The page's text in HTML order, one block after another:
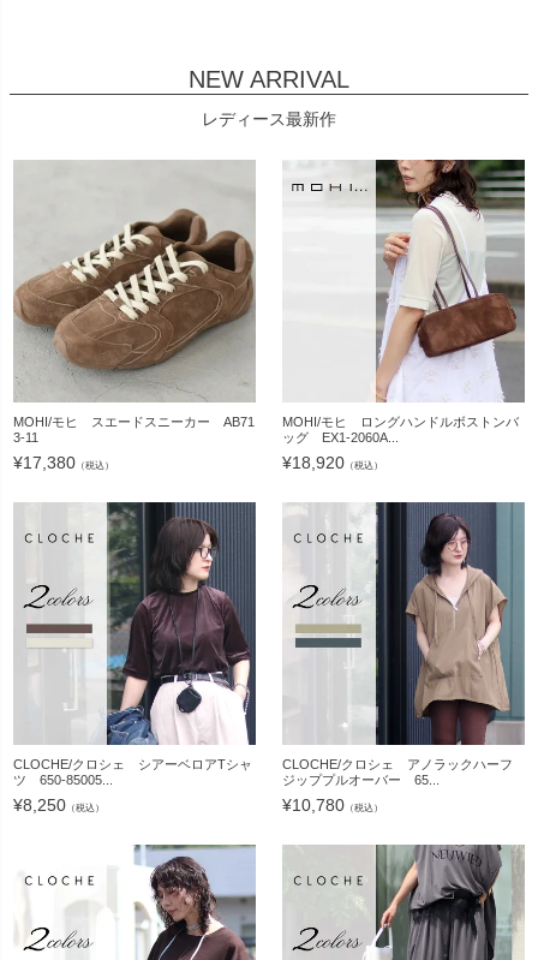
NEW ARRIVAL
レディース最新作
MOHI/モヒ スエードスニーカー AB71
3-11
¥17,380 （税込）
MOHI/モヒ ロングハンドルボストンバ
ッグ EX1-2060A...
¥18,920 （税込）
CLOCHE/クロシェ シアーベロアTシャ
ツ 650-85005...
¥8,250 （税込）
CLOCHE/クロシェ アノラックハーフ
ジッププルオーバー 65...
¥10,780 （税込）